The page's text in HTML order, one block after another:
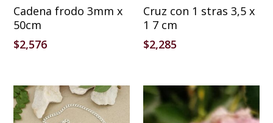
Añadir Al Carrito
Cadena frodo 3mm x
50cm
$2,576
Cruz con 1 stras 3,5 x
1 7 cm
$2,285